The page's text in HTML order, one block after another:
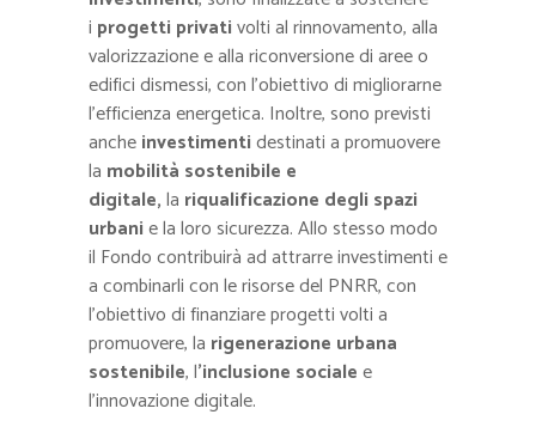
i progetti privativolti al rinnovamento, alla
valorizzazione e alla riconversione di aree o
edifici dismessi, con l’obiettivo di migliorarne
l’efficienza energetica. Inoltre, sono previsti
ancheinvestimentidestinati a promuovere
la mobilità sostenibile e
digitale,la riqualificazione degli spazi
urbanie la loro sicurezza. Allo stesso modo
il Fondo contribuirà ad attrarre investimenti e
a combinarli con le risorse del PNRR, con
l’obiettivo di finanziare progetti volti a
promuovere, la rigenerazione urbana
sostenibile, l’inclusione socialee
l’innovazione digitale.